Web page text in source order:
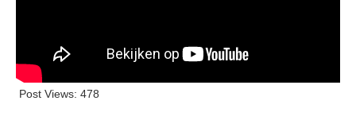
Post Views: 478